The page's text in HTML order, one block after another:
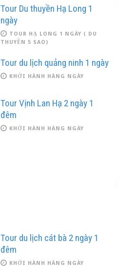
Tour Du thuyền Hạ Long 1
ngày
TOUR HẠ LONG 1 NGÀY ( DU
THUYỀN 5 SAO)
Tour du lịch quảng ninh 1 ngày
KHỞI HÀNH HÀNG NGÀY
Tour Vịnh Lan Hạ 2 ngày 1
đêm
KHỞI HÀNH HÀNG NGÀY
Tour du lịch cát bà 2 ngày 1
đêm
KHỞI HÀNH HÀNG NGÀY